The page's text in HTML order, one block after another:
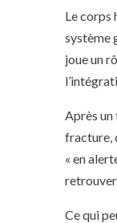
Le corps
système
joue un
Après
fracture,
« en
Ce qui